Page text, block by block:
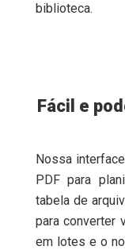
biblioteca.
Fácil e
Nossa
PDF para
tabela de
para converter
em lotes e o